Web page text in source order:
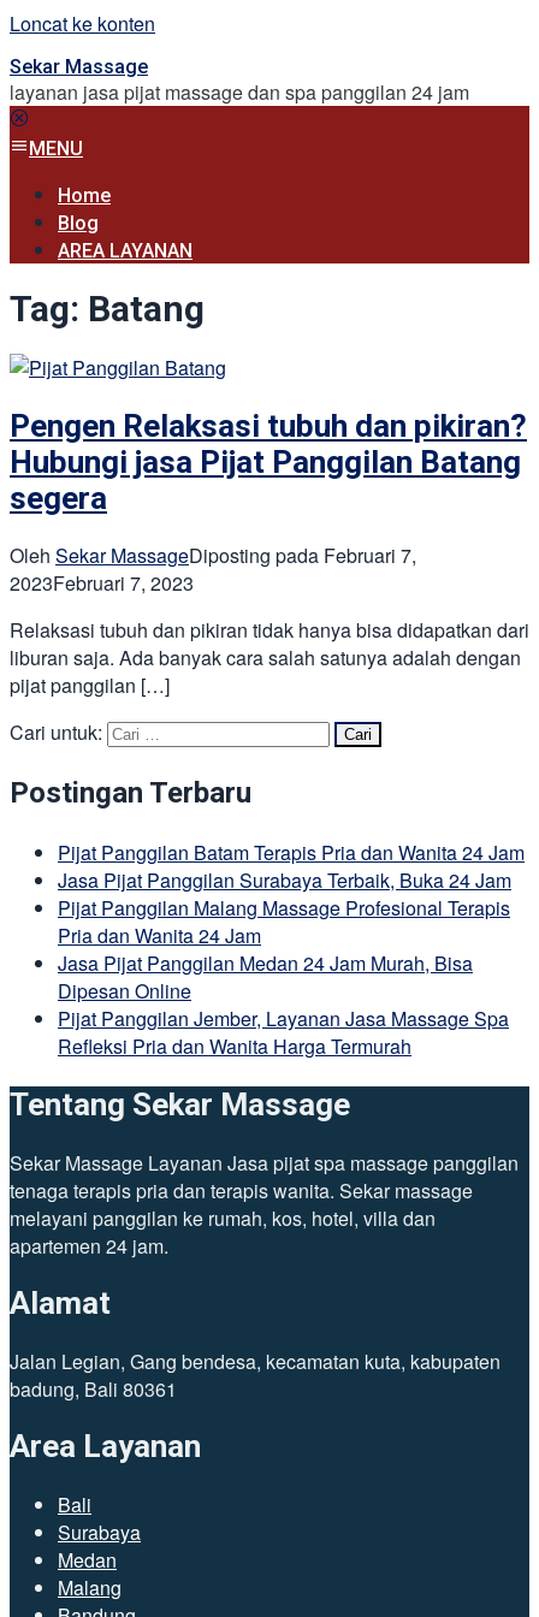
Loncat ke konten
Sekar Massage
layanan jasa pijat massage dan spa panggilan 24 jam
MENU
Home
Blog
AREA LAYANAN
Tag: Batang
Pengen Relaksasi tubuh dan pikiran?
Hubungi jasa Pijat Panggilan Batang
segera
Oleh Sekar MassageDiposting pada Februari 7,
2023Februari 7, 2023
Relaksasi tubuh dan pikiran tidak hanya bisa didapatkan dari
liburan saja. Ada banyak cara salah satunya adalah dengan
pijat panggilan […]
Cari untuk:
Postingan Terbaru
Pijat Panggilan Batam Terapis Pria dan Wanita 24 Jam
Jasa Pijat Panggilan Surabaya Terbaik, Buka 24 Jam
Pijat Panggilan Malang Massage Profesional Terapis
Pria dan Wanita 24 Jam
Jasa Pijat Panggilan Medan 24 Jam Murah, Bisa
Dipesan Online
Pijat Panggilan Jember, Layanan Jasa Massage Spa
Refleksi Pria dan Wanita Harga Termurah
Tentang Sekar Massage
Sekar Massage Layanan Jasa pijat spa massage panggilan
tenaga terapis pria dan terapis wanita. Sekar massage
melayani panggilan ke rumah, kos, hotel, villa dan
apartemen 24 jam.
Alamat
Jalan Legian, Gang bendesa, kecamatan kuta, kabupaten
badung, Bali 80361
Area Layanan
Bali
Surabaya
Medan
Malang